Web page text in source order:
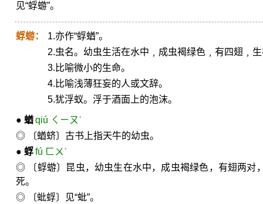
见“蜉蝣”。
蜉蝣：
1.亦作“蜉蝤”。
2.虫名。幼虫生活在水中﹐成虫褐绿色﹐有四翅﹐
3.比喻微小的生命。
4.比喻浅薄狂妄的人或文辞。
5.犹浮蚁。浮于酒面上的泡沫。
● 蝤qiú ㄑㄧㄡˊ
◎ 〔蝤蛴〕古书上指天牛的幼虫。
● 蜉fú ㄈㄨˊ
◎ 〔蜉蝣〕昆虫，幼虫生在水中，成虫褐绿色，有翅两对
死。
◎ 〔蚍蜉〕见“蚍”。